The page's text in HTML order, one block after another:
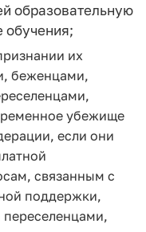
образовательную
обучения;
их
беженцами,
убежище
если они
связанным с
поддержки,